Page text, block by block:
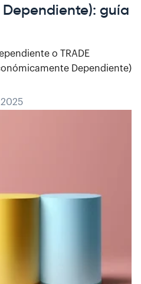
guía
o TRADE
Dependiente)